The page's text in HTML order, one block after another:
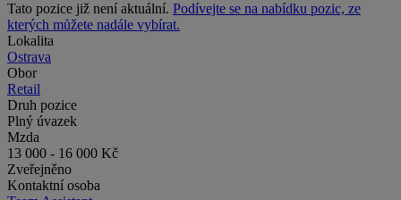
Tato pozice již není aktuální. Podívejte se na nabídku pozic, ze
kterých můžete nadále vybírat.
Lokalita
Ostrava
Obor
Retail
Druh pozice
Plný úvazek
Mzda
13 000 - 16 000 Kč
Zveřejněno
Kontaktní osoba